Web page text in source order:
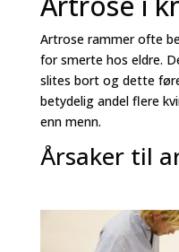
Artrose rammer ofte
for smerte hos eldre.
slites bort og dette
betydelig andel flere
enn menn.
Årsaker til